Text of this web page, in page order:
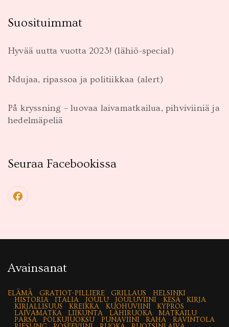
Suosituimmat
Hyvää uutta vuotta 2023! (lähiö-special)
Ndujaa, ripassoa ja politiikkaa (alert)
På kryssning – luovaa laivamatkailua, pihviviiniä ja
hedelmäpeliä
Seuraa Facebookissa
Avainsanat
ELÄMÄ GRATIOT-PILLIERE GRILLAUS
HELSINKI
HISTORIA
ITALIA JOULU JOULUVIINI KESÄ
KIRJA
KIRJALLISUUS
KREIKKA KUOHUVIINI
KYPROS
LAIVAMATKA
LIIKUNTA LÄHIRUOKA
MATKAILU
PARSA
POLKUJUOKSU PUNAVIINI RAHA
RAVINTOLA